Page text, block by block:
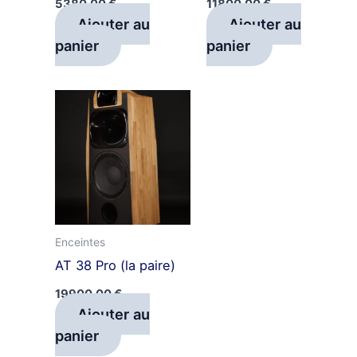
5380,00€
Ajouter au
panier
11800,00€
Ajouter au
panier
Enceintes
AT 38 Pro (la paire)
19900,00€
Ajouter au
panier